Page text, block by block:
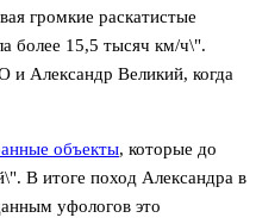
громкие раскатистые
более 15,5 тысяч км/ч\".
и Александр Великий, когда
объекты, которые до
В итоге поход Александра в
уфологов это